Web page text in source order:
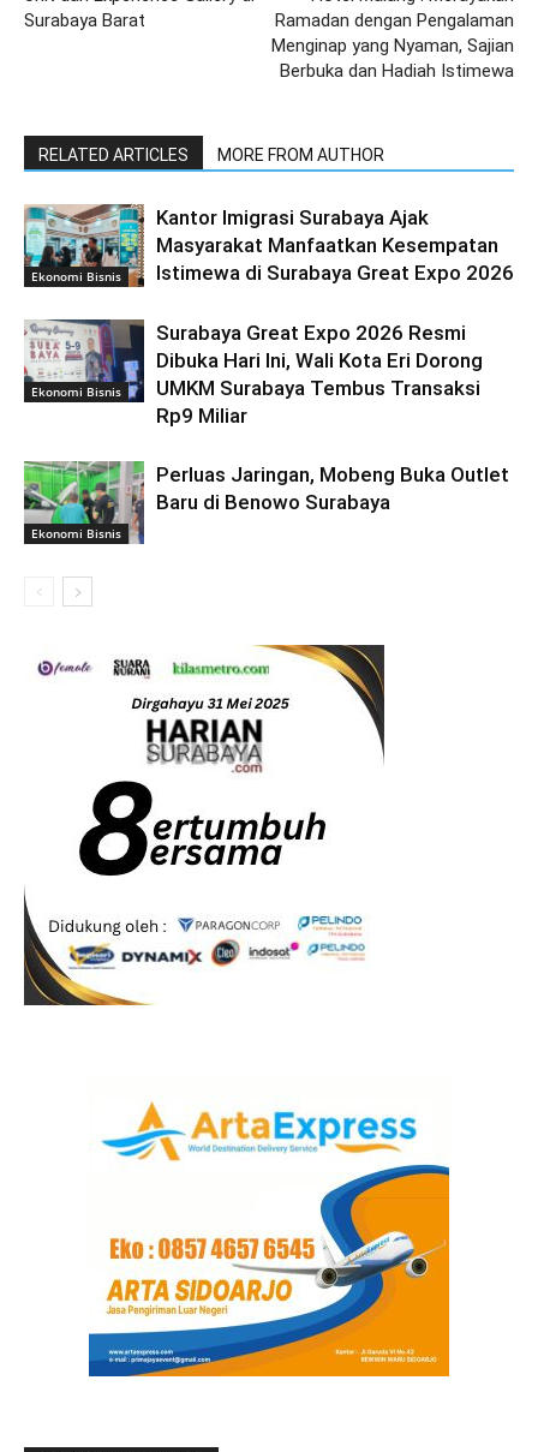
Surabaya Barat
Ramadan dengan Pengalaman
Menginap yang Nyaman, Sajian
Berbuka dan Hadiah Istimewa
RELATED ARTICLES MORE FROM AUTHOR
Ekonomi Bisnis
Kantor Imigrasi Surabaya Ajak
Masyarakat Manfaatkan Kesempatan
Istimewa di Surabaya Great Expo 2026
Ekonomi Bisnis
Surabaya Great Expo 2026 Resmi
Dibuka Hari Ini, Wali Kota Eri Dorong
UMKM Surabaya Tembus Transaksi
Rp9 Miliar
Ekonomi Bisnis
Perluas Jaringan, Mobeng Buka Outlet
Baru di Benowo Surabaya